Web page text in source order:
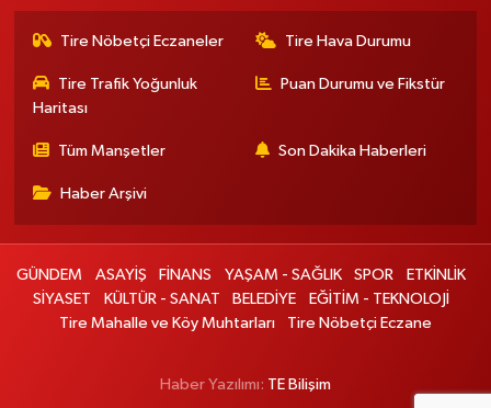
Tire Nöbetçi Eczaneler Tire Hava Durumu
Tire Trafik Yoğunluk
Haritası
Puan Durumu ve Fikstür
Tüm Manşetler Son Dakika Haberleri
Haber Arşivi
GÜNDEM ASAYİŞ FİNANS YAŞAM - SAĞLIK SPOR
ETKİNLİK
SİYASET
KÜLTÜR - SANAT BELEDİYE
EĞİTİM - TEKNOLOJİ
Tire Mahalle ve Köy Muhtarları
Tire Nöbetçi Eczane
Haber Yazılımı: TE Bilişim